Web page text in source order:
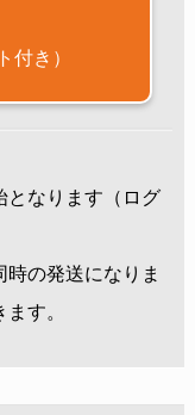
付き）
となります（ログ
の発送になりま
す。